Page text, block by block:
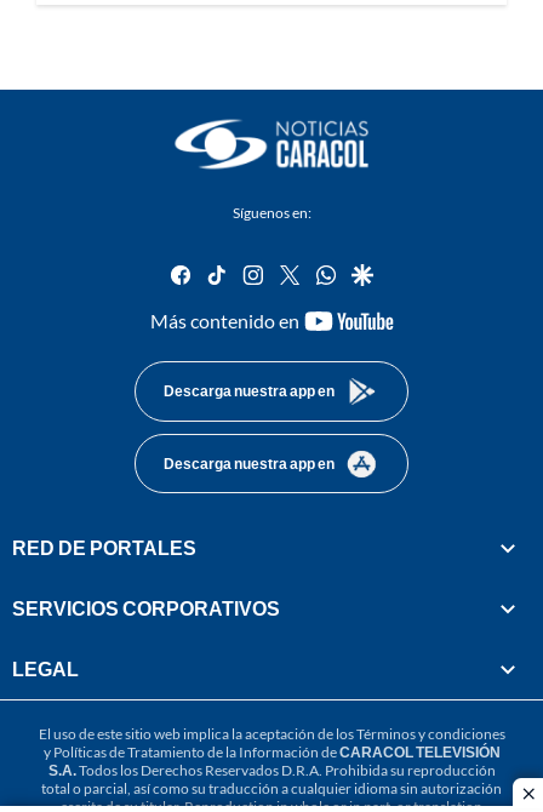
Síguenos en:
facebook
tiktok instagram
twitterwhatsapp
google
Más contenido en
youtube-
Descarga nuestra app en
Descarga nuestra app en
RED DE PORTALES
SERVICIOS CORPORATIVOS
LEGAL
El uso de este sitio web implica la aceptación de losTérminos y condiciones
y Políticas de Tratamiento de la Información deCARACOL TELEVISIÓN
S.A.Todos los Derechos Reservados D.R.A. Prohibida su reproducción
total o parcial, así como su traducción a cualquier idioma sin autorización
escrita de su titular. Reproduction in whole or in part, or translation